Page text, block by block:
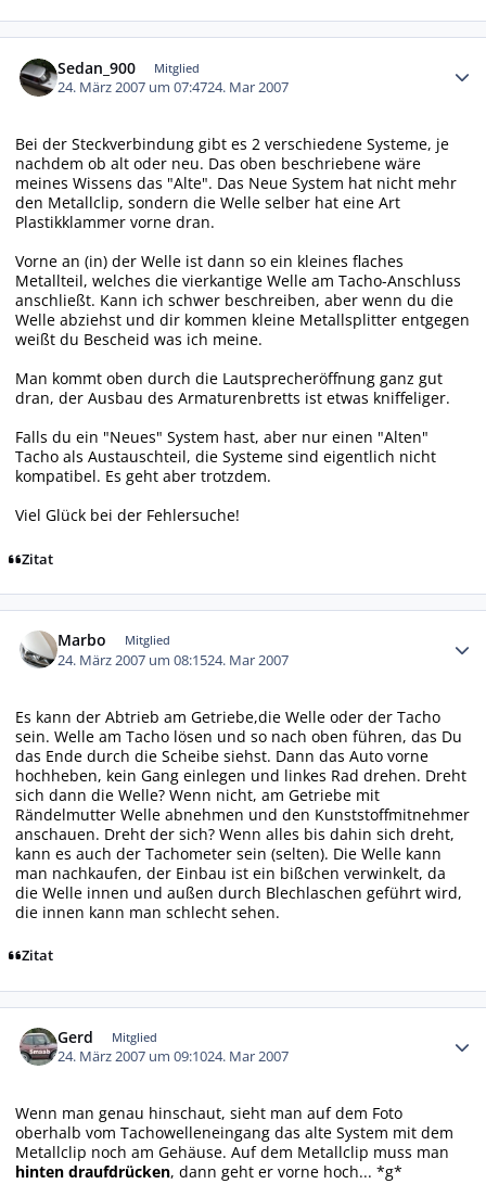
Sedan_900 Mitglied
24. März 2007 um 07:4724. Mar 2007
Bei der Steckverbindung gibt es 2 verschiedene Systeme, je
nachdem ob alt oder neu. Das oben beschriebene wäre
meines Wissens das "Alte". Das Neue System hat nicht mehr
den Metallclip, sondern die Welle selber hat eine Art
Plastikklammer vorne dran.
Vorne an (in) der Welle ist dann so ein kleines flaches
Metallteil, welches die vierkantige Welle am Tacho-Anschluss
anschließt. Kann ich schwer beschreiben, aber wenn du die
Welle abziehst und dir kommen kleine Metallsplitter entgegen
weißt du Bescheid was ich meine.
Man kommt oben durch die Lautsprecheröffnung ganz gut
dran, der Ausbau des Armaturenbretts ist etwas kniffeliger.
Falls du ein "Neues" System hast, aber nur einen "Alten"
Tacho als Austauschteil, die Systeme sind eigentlich nicht
kompatibel. Es geht aber trotzdem.
Viel Glück bei der Fehlersuche!
Zitat
Marbo Mitglied
24. März 2007 um 08:1524. Mar 2007
Es kann der Abtrieb am Getriebe,die Welle oder der Tacho
sein. Welle am Tacho lösen und so nach oben führen, das Du
das Ende durch die Scheibe siehst. Dann das Auto vorne
hochheben, kein Gang einlegen und linkes Rad drehen. Dreht
sich dann die Welle? Wenn nicht, am Getriebe mit
Rändelmutter Welle abnehmen und den Kunststoffmitnehmer
anschauen. Dreht der sich? Wenn alles bis dahin sich dreht,
kann es auch der Tachometer sein (selten). Die Welle kann
man nachkaufen, der Einbau ist ein bißchen verwinkelt, da
die Welle innen und außen durch Blechlaschen geführt wird,
die innen kann man schlecht sehen.
Zitat
Gerd Mitglied
24. März 2007 um 09:1024. Mar 2007
Wenn man genau hinschaut, sieht man auf dem Foto
oberhalb vom Tachowelleneingang das alte System mit dem
Metallclip noch am Gehäuse. Auf dem Metallclip muss man
hinten draufdrücken, dann geht er vorne hoch... *g*